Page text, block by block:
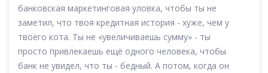
банковская маркетинговая уловка, чтобы ты не
заметил, что твоя кредитная история - хуже, чем у
твоего кота. Ты не «увеличиваешь сумму» - ты
просто привлекаешь ещё одного человека, чтобы
банк не увидел, что ты - бедный. А потом, когда он